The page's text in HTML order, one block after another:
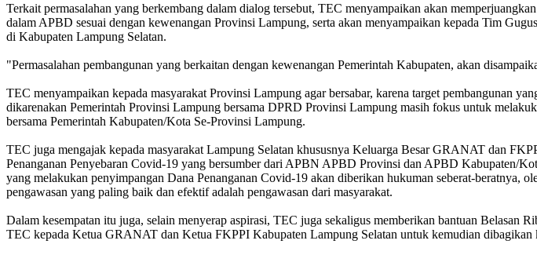
Terkait permasalahan yang berkembang dalam dialog tersebut, TEC menyampaikan akan
dalam APBD sesuai dengan kewenangan Provinsi Lampung, serta akan menyampaikan kepada Tim
di Kabupaten Lampung Selatan.
"Permasalahan pembangunan yang berkaitan dengan kewenangan Pemerintah Kabupaten, akan
TEC menyampaikan kepada masyarakat Provinsi Lampung agar bersabar, karena target pembangunan
dikarenakan Pemerintah Provinsi Lampung bersama DPRD Provinsi Lampung masih fokus untuk
bersama Pemerintah Kabupaten/Kota Se-Provinsi Lampung.
TEC juga mengajak kepada masyarakat Lampung Selatan khususnya Keluarga Besar GRANAT dan
Penanganan Penyebaran Covid-19 yang bersumber dari APBN APBD Provinsi dan APBD Kabupaten/
yang melakukan penyimpangan Dana Penanganan Covid-19 akan diberikan hukuman seberat-beratnya,
pengawasan yang paling baik dan efektif adalah pengawasan dari masyarakat.
Dalam kesempatan itu juga, selain menyerap aspirasi, TEC juga sekaligus memberikan bantuan Belasan
TEC kepada Ketua GRANAT dan Ketua FKPPI Kabupaten Lampung Selatan untuk kemudian